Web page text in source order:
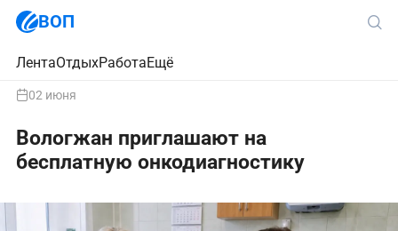
ВОП
ЛентаОтдыхРаботаЕщё
02 июня
Вологжан приглашают на
бесплатную онкодиагностику